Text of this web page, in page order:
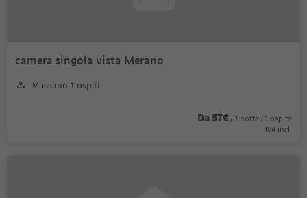
camera singola vista Merano
Massimo 1 ospiti
Da 57€ / 1 notte / 1 ospite
IVA incl.